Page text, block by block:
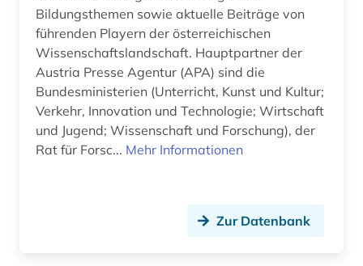
frankfurt (1)
frau (1)
frauenbewegung (1)
freie plattform (1)
fruchtbringende gesellschaft (1)
Bildungsthemen sowie aktuelle Beiträge von
führenden Playern der österreichischen
Wissenschaftslandschaft. Hauptpartner der
Austria Presse Agentur (APA) sind die
Bundesministerien (Unterricht, Kunst und Kultur;
Verkehr, Innovation und Technologie; Wirtschaft
und Jugend; Wissenschaft und Forschung), der
Rat für Forsc... Mehr Informationen
Zur Datenbank